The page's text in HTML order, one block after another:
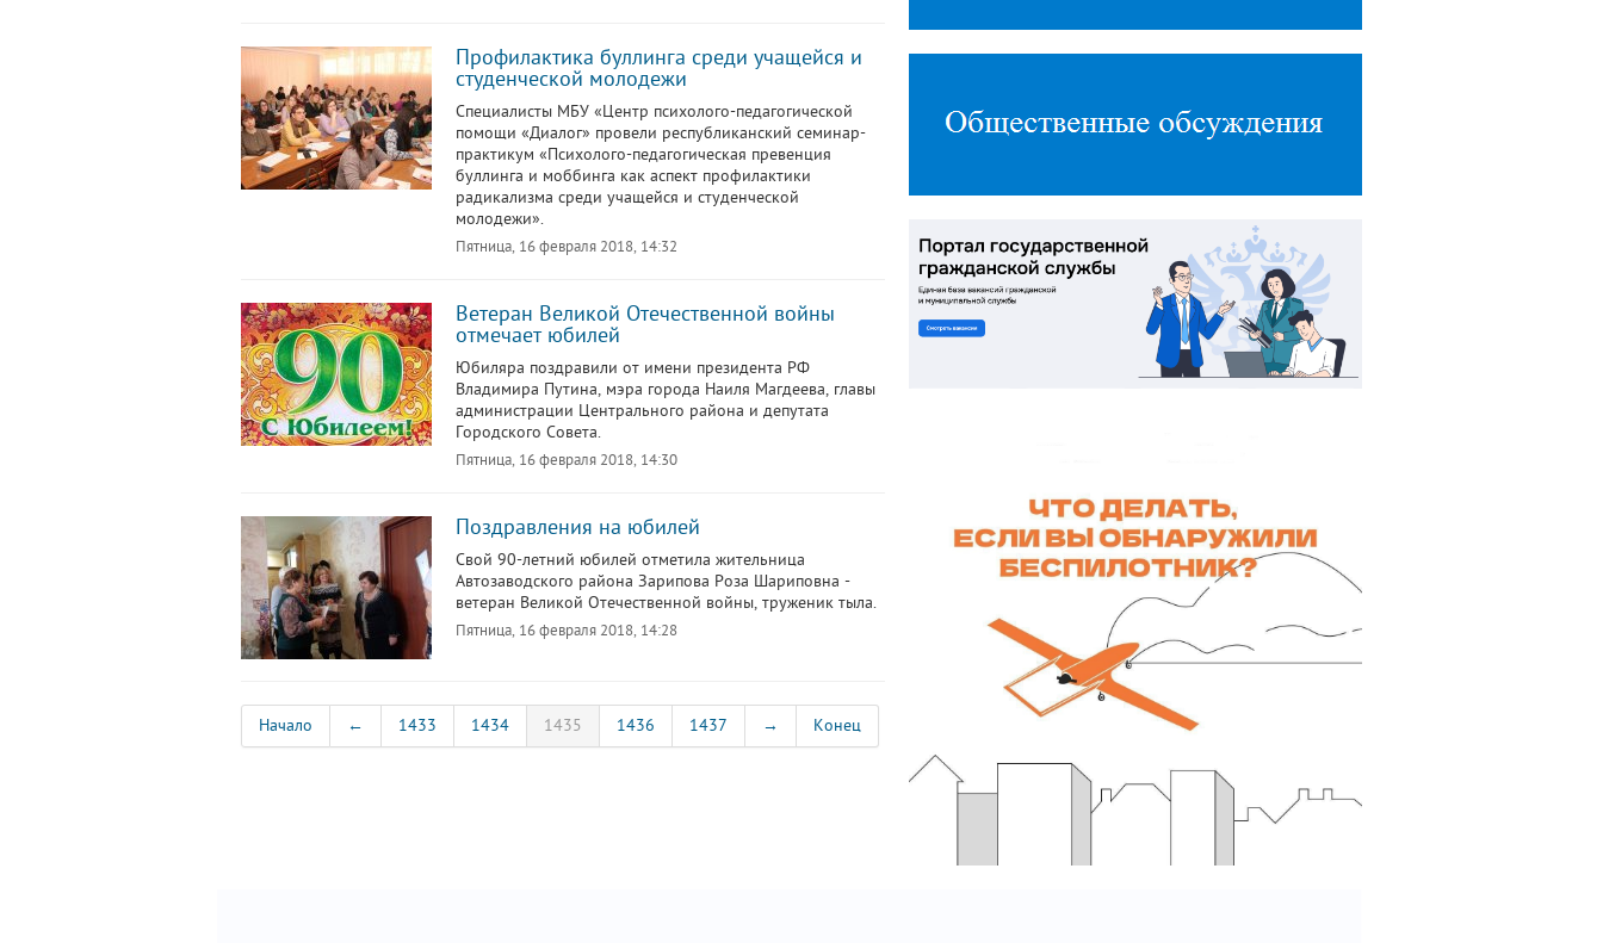
Профилактика буллинга среди учащейся и
студенческой молодежи
Специалисты МБУ «Центр психолого-педагогической
помощи «Диалог» провели республиканский семинар-
практикум «Психолого-педагогическая превенция
буллинга и моббинга как аспект профилактики
радикализма среди учащейся и студенческой
молодежи».
Пятница, 16 февраля 2018, 14:32
Ветеран Великой Отечественной войны
отмечает юбилей
Юбиляра поздравили от имени президента РФ
Владимира Путина, мэра города Наиля Магдеева, главы
администрации Центрального района и депутата
Городского Совета.
Пятница, 16 февраля 2018, 14:30
Поздравления на юбилей
Свой 90-летний юбилей отметила жительница
Автозаводского района Зарипова Роза Шариповна -
ветеран Великой Отечественной войны, труженик тыла.
Пятница, 16 февраля 2018, 14:28
Начало ← 1433 1434 1435 1436 1437 → Конец